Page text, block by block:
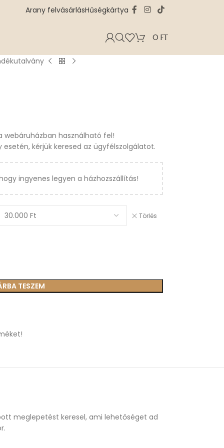
Arany felvásárlásHűségkártya
0 FT
webáruházban használható fel!
kérjük keresed az ügyfélszolgálatot.
ingyenes legyen a házhozszállítás!
Törlés
TESZEM
meglepetést keresel, ami lehetőséget ad